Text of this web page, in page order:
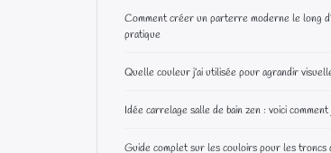
Comment créer un parterre moderne le long
pratique
Quelle couleur j’ai utilisée pour agrandir
Idée carrelage salle de bain zen : voici comment
Guide complet sur les couloirs pour les troncs